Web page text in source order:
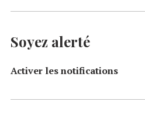
Soyez alerté
Activer les notifications